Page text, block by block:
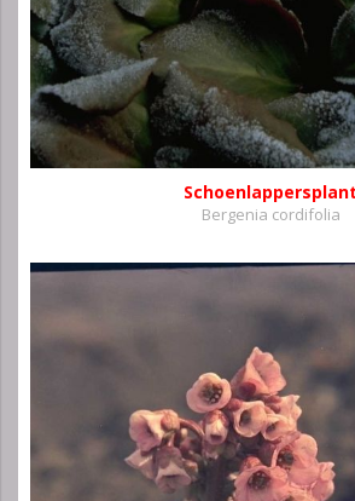
Schoenlappersplant
Bergenia cordifolia